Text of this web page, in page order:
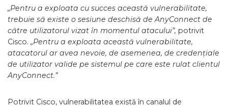
„Pentru a exploata cu succes această vulnerabilitate,
trebuie să existe o sesiune deschisă de AnyConnect de
către utilizatorul vizat în momentul atacului”, potrivit
Cisco. „Pentru a exploata această vulnerabilitate,
atacatorul ar avea nevoie, de asemenea, de credențiale
de utilizator valide pe sistemul pe care este rulat clientul
AnyConnect.”
Potrivit Cisco, vulnerabilitatea există în canalul de